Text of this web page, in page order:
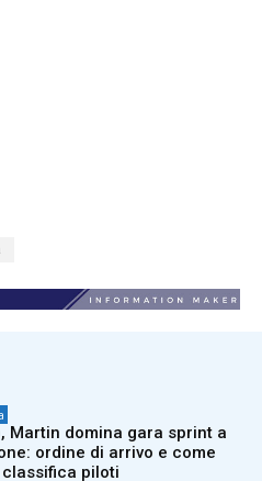
Martin domina gara sprint a
ordine di arrivo e come
piloti